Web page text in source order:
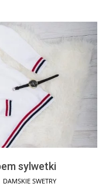
sylwetki
DAMSKIE SWETRY